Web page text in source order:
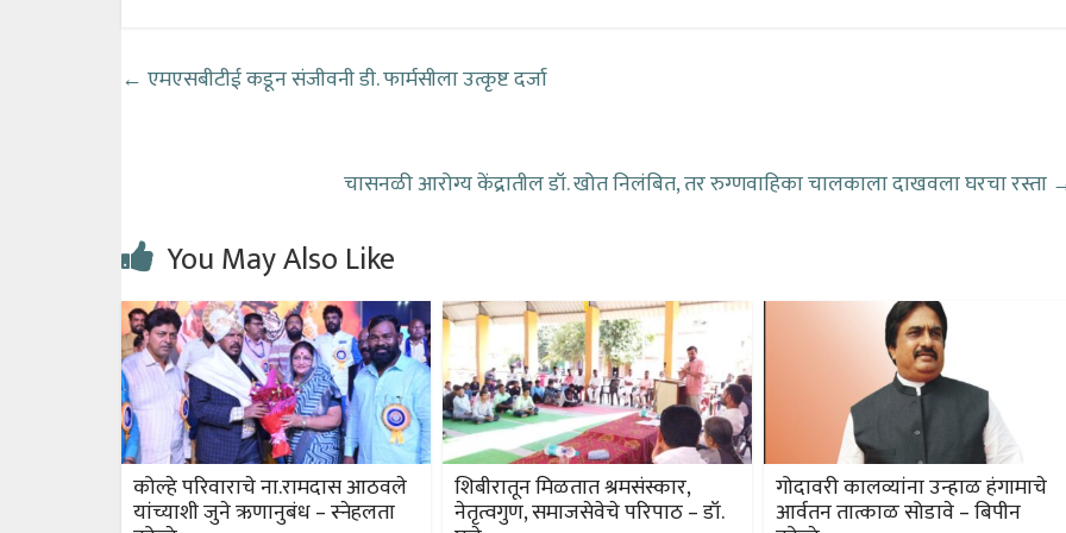
← एमएसबीटीई कडून संजीवनी डी. फार्मसीला उत्कृष्ट दर्जा
चासनळी आरोग्य केंद्रातील डॉ. खोत निलंबित, तर रुग्णवाहिका चालकाला दाखवला घरचा रस्ता
You May Also Like
कोल्हे परिवाराचे ना.रामदास आठवले
यांच्याशी जुने ऋणानुबंध – स्नेहलता
शिबीरातून मिळतात श्रमसंस्कार,
नेतृत्वगुण, समाजसेवेचे परिपाठ – डॉ.
गोदावरी कालव्यांना उन्हाळ हंगामाचे
आर्वतन तात्काळ सोडावे – बिपीन